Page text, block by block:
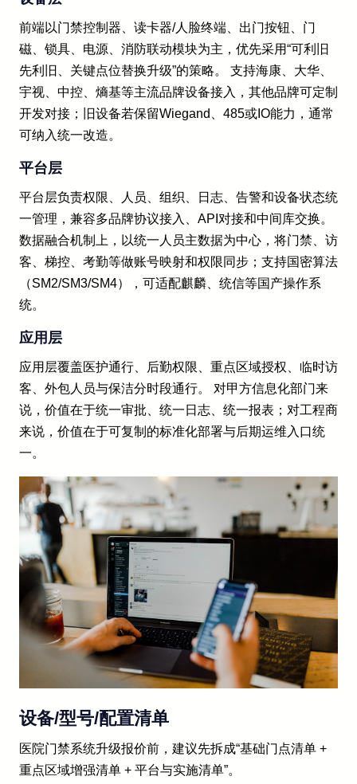
前端以门禁控制器、读卡器/人脸终端、出门按钮、门
磁、锁具、电源、消防联动模块为主，优先采用“可利旧
先利旧、关键点位替换升级”的策略。 支持海康、大华、
宇视、中控、熵基等主流品牌设备接入，其他品牌可定制
开发对接；旧设备若保留Wiegand、485或IO能力，通常
可纳入统一改造。
平台层
平台层负责权限、人员、组织、日志、告警和设备状态统
一管理，兼容多品牌协议接入、API对接和中间库交换。
数据融合机制上，以统一人员主数据为中心，将门禁、访
客、梯控、考勤等做账号映射和权限同步；支持国密算法
（SM2/SM3/SM4），可适配麒麟、统信等国产操作系
统。
应用层
应用层覆盖医护通行、后勤权限、重点区域授权、临时访
客、外包人员与保洁分时段通行。 对甲方信息化部门来
说，价值在于统一审批、统一日志、统一报表；对工程商
来说，价值在于可复制的标准化部署与后期运维入口统
一。
设备/型号/配置清单
医院门禁系统升级报价前，建议先拆成“基础门点清单 +
重点区域增强清单 + 平台与实施清单”。